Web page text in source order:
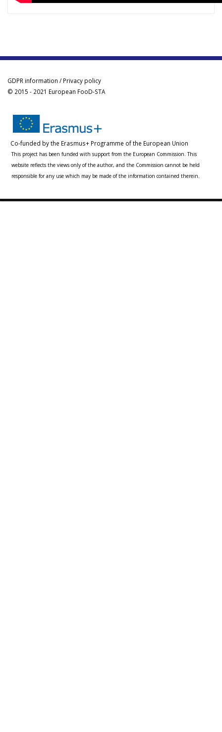
GDPR information / Privacy policy
© 2015 - 2021 European FooD-STA
Co-funded by the Erasmus+ Programme of the European Union
This project has been funded with support from the European Commission. This
website reflects the views only of the author, and the Commission cannot be held
responsible for any use which may be made of the information contained therein.